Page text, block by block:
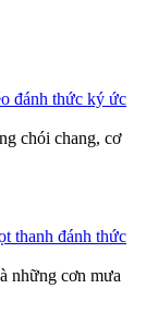
đánh thức ký ức
chói chang, cơ
thanh đánh thức
những cơn mưa